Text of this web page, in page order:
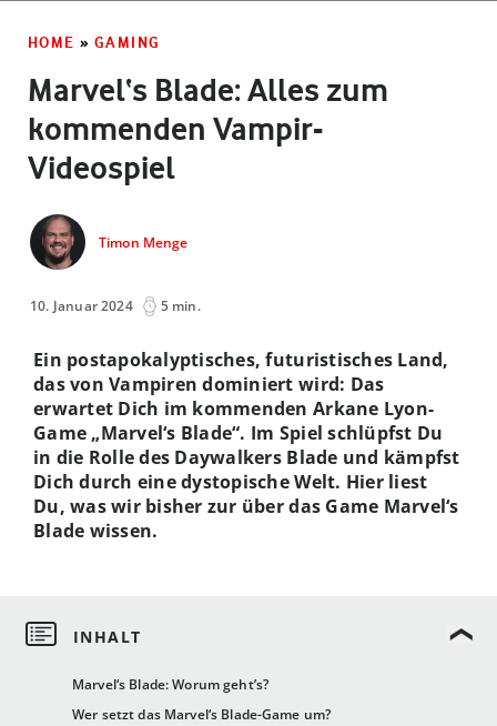
HOME » GAMING
Marvel‘s Blade: Alles zum
kommenden Vampir-
Videospiel
Timon Menge
10. Januar 2024 5 min.
Marvel‘s Blade: Worum geht’s?
Wer setzt das Marvel‘s Blade-Game um?
Ein postapokalyptisches, futuristisches Land,
das von Vampiren dominiert wird: Das
erwartet Dich im kommenden Arkane Lyon-
Game „Marvel‘s Blade“. Im Spiel schlüpfst Du
in die Rolle des Daywalkers Blade und kämpfst
Dich durch eine dystopische Welt. Hier liest
Du, was wir bisher zur über das Game Marvel‘s
Blade wissen.